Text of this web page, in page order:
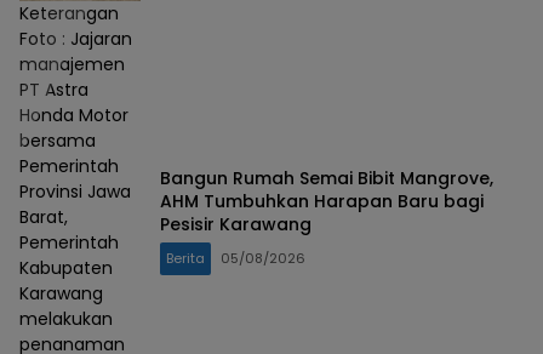
Keterangan
Foto : Jajaran
manajemen
PT Astra
Honda Motor
bersama
Pemerintah
Provinsi Jawa
Barat,
Pemerintah
Kabupaten
Karawang
melakukan
penanaman
Bangun Rumah Semai Bibit Mangrove,
AHM Tumbuhkan Harapan Baru bagi
Pesisir Karawang
Berita 05/08/2026